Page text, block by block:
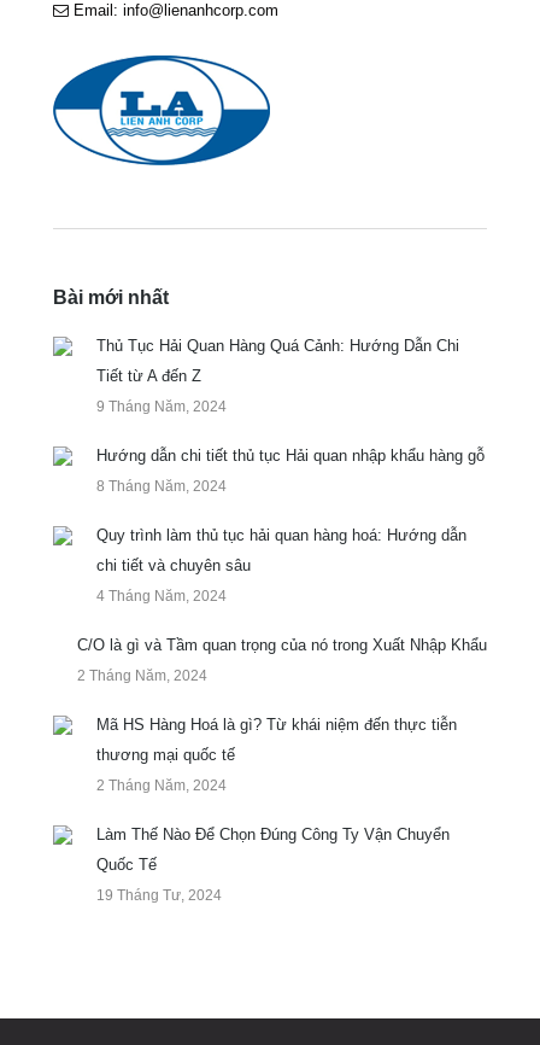
Email: info@lienanhcorp.com
Bài mới nhất
Thủ Tục Hải Quan Hàng Quá Cảnh: Hướng Dẫn Chi
Tiết từ A đến Z
9 Tháng Năm, 2024
Hướng dẫn chi tiết thủ tục Hải quan nhập khẩu hàng gỗ
8 Tháng Năm, 2024
Quy trình làm thủ tục hải quan hàng hoá: Hướng dẫn
chi tiết và chuyên sâu
4 Tháng Năm, 2024
C/O là gì và Tầm quan trọng của nó trong Xuất Nhập Khẩu
2 Tháng Năm, 2024
Mã HS Hàng Hoá là gì? Từ khái niệm đến thực tiễn
thương mại quốc tế
2 Tháng Năm, 2024
Làm Thế Nào Để Chọn Đúng Công Ty Vận Chuyển
Quốc Tế
19 Tháng Tư, 2024